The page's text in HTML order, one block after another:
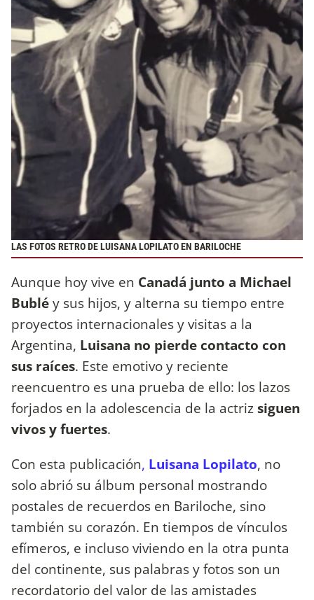
LAS FOTOS RETRO DE LUISANA LOPILATO EN BARILOCHE
Aunque hoy vive en Canadá junto a Michael
Bubléy sus hijos, y alterna su tiempo entre
proyectos internacionales y visitas a la
Argentina, Luisana no pierde contacto con
sus raíces. Este emotivo y reciente
reencuentro es una prueba de ello: los lazos
forjados en la adolescencia de la actrizsiguen
vivos y fuertes.
Con esta publicación, Luisana Lopilato, no
solo abrió su álbum personal mostrando
postales de recuerdos en Bariloche, sino
también su corazón. En tiempos de vínculos
efímeros, e incluso viviendo en la otra punta
del continente, sus palabras y fotos son un
recordatorio del valor de las amistades